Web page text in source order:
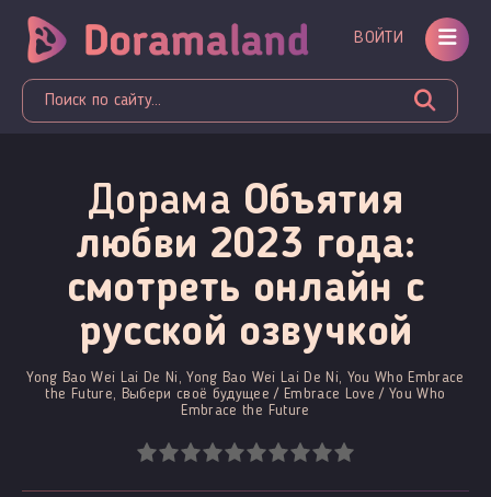
ВОЙТИ
Дорама Объятия
любви 2023 года:
смотреть онлайн c
русской озвучкой
Yong Bao Wei Lai De Ni, Yong Bao Wei Lai De Ni, You Who Embrace
the Future, Выбери своё будущее / Embrace Love / You Who
Embrace the Future